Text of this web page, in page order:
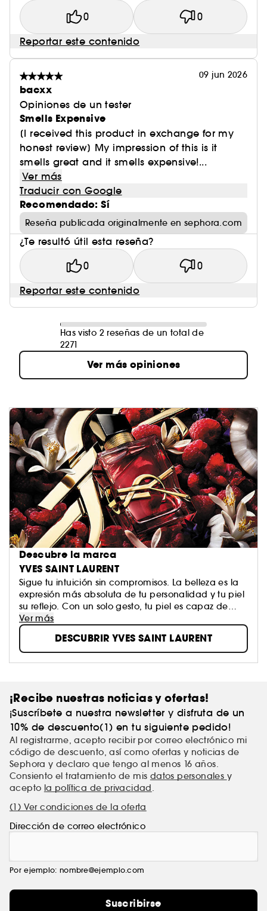
0 0
Reportar este contenido
09 jun 2026
bacxx
Opiniones de un tester
Smells Expensive
[I received this product in exchange for my
honest review] My impression of this is it
smells great and it smells expensive!...
Ver más
Traducir con Google
Recomendado: Sí
Reseña publicada originalmente en sephora.com
¿Te resultó útil esta reseña?
0 0
Reportar este contenido
Has visto 2 reseñas de un total de
2271
Ver más opiniones
Descubre la marca
YVES SAINT LAURENT
Sigue tu intuición sin compromisos. La belleza es la
expresión más absoluta de tu personalidad y tu piel
su reflejo. Con un solo gesto, tu piel es capaz de
convertirse en un arma de seducción. El estado más
bello de la mujer YSL es el de ser distinta, ella misma.
Con Yves Saint Laurent, la belleza se reduce
simplemente a ese gesto.
Ver más
DESCUBRIR YVES SAINT LAURENT
¡Recibe nuestras noticias y ofertas!
¡Suscríbete a nuestra newsletter y disfruta de un
10% de descuento(1) en tu siguiente pedido!
Al registrarme, acepto recibir por correo electrónico mi
código de descuento, así como ofertas y noticias de
Sephora y declaro que tengo al menos 16 años.
Consiento el tratamiento de mis datos personales y
acepto la política de privacidad.
(1) Ver condiciones de la oferta
Dirección de correo electrónico
Por ejemplo: nombre@ejemplo.com
Suscribirse